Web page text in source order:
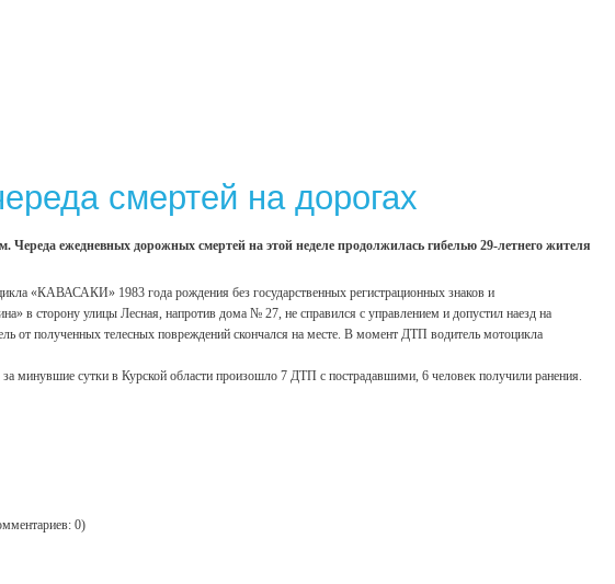
смертей на дорогах
ежедневных дорожных смертей на этой неделе продолжилась гибелью 29-летнего жителя
«КАВАСАКИ» 1983 года рождения без государственных регистрационных знаков и
в сторону улицы Лесная, напротив дома № 27, не справился с управлением и допустил наезд на
от полученных телесных повреждений скончался на месте. В момент ДТП водитель мотоцикла
сутки в Курской области произошло 7 ДТП с пострадавшими, 6 человек получили ранения.
0)